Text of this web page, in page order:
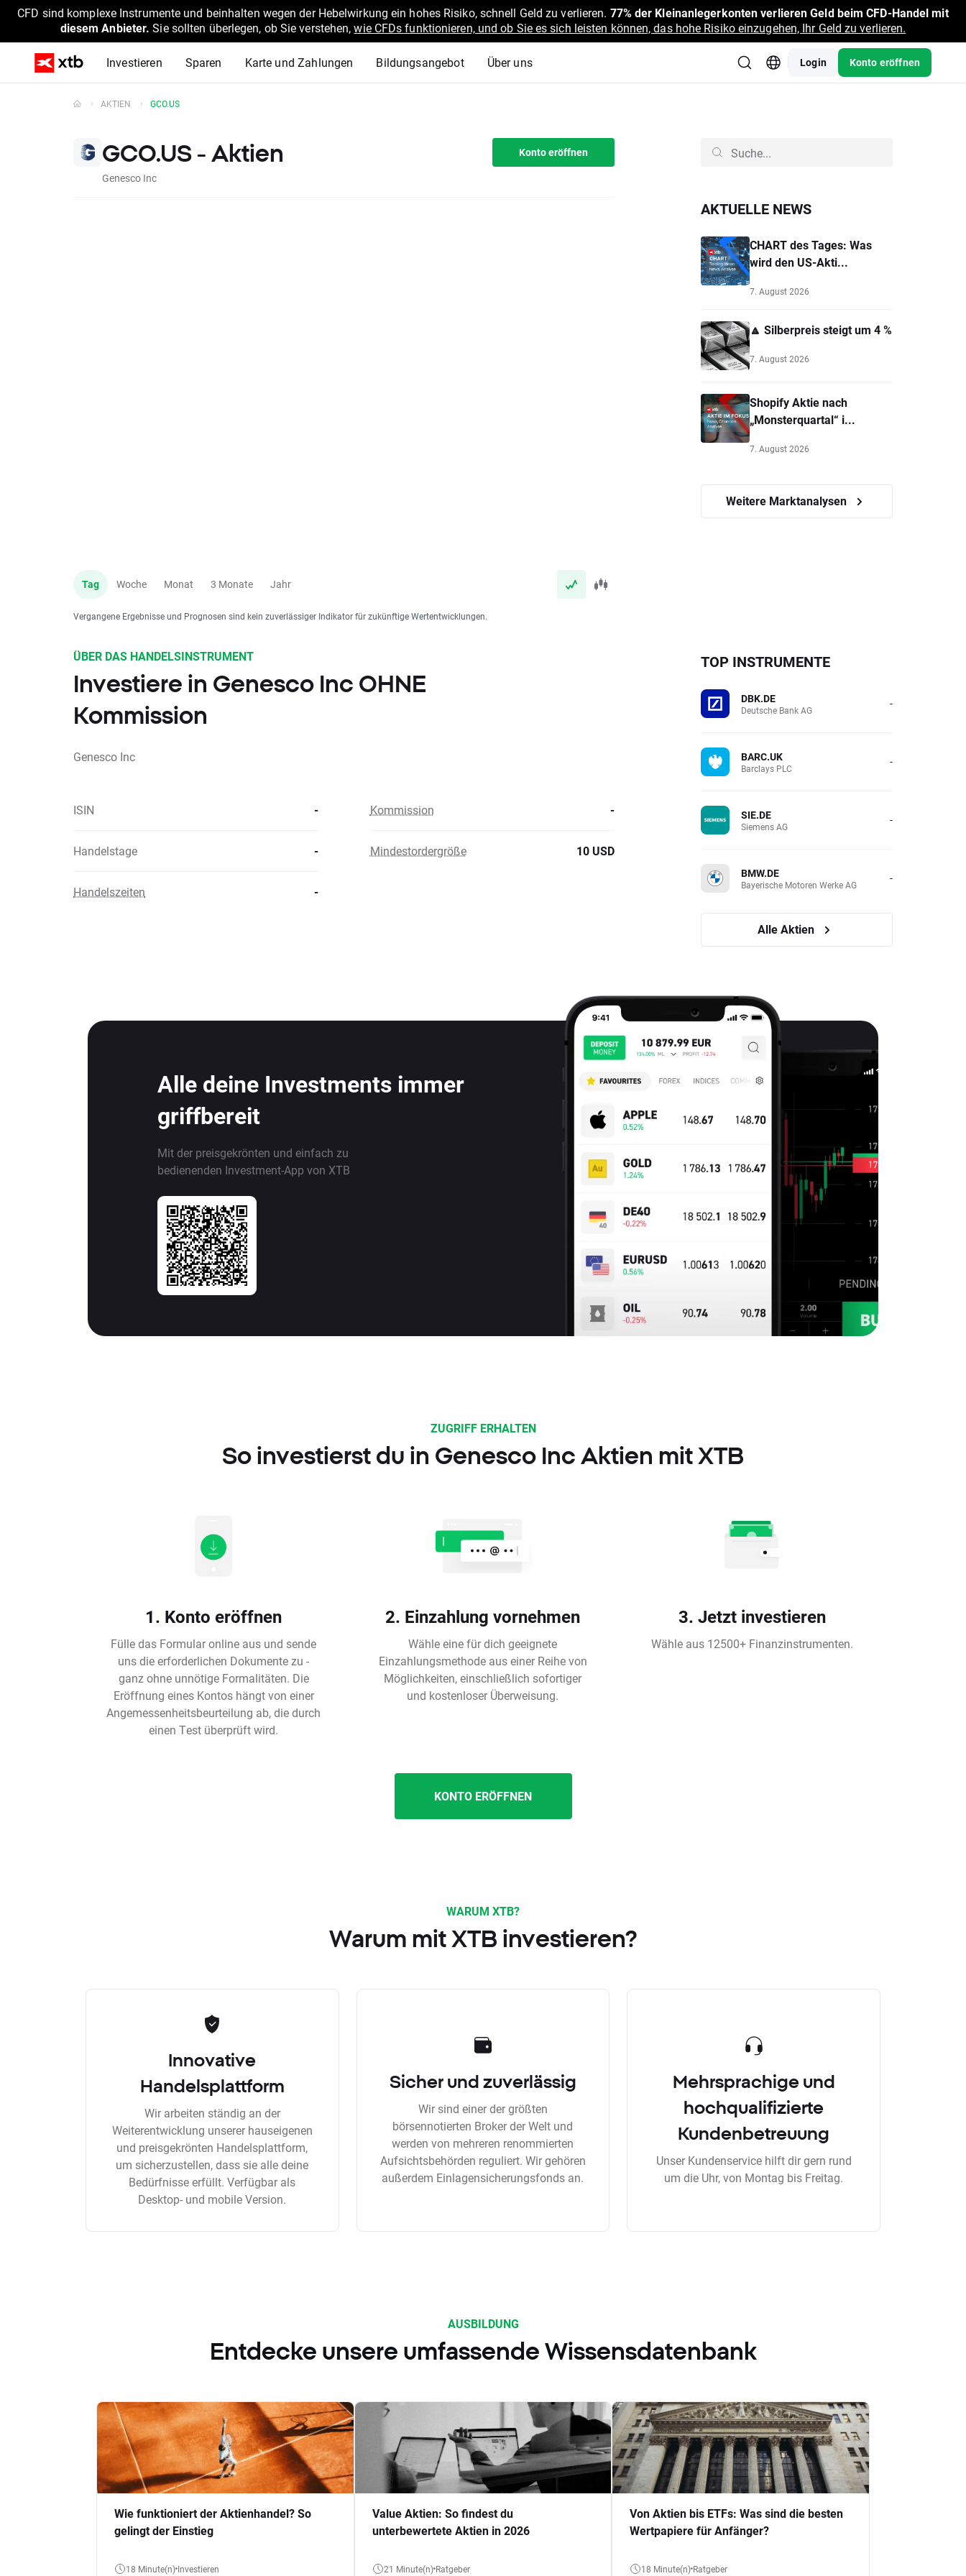
CFD sind komplexe Instrumente und beinhalten wegen der Hebelwirkung ein hohes Risiko, schnell Geld zu verlieren. 77% der Kleinanlegerkonten verlieren Geld beim CFD-Handel mit
diesem Anbieter. Sie sollten überlegen, ob Sie verstehen,wie CFDs funktionieren, und ob Sie es sich leisten können, das hohe Risiko einzugehen, Ihr Geld zu verlieren.
Investieren Sparen Karte und Zahlungen Bildungsangebot Über uns Login Konto eröffnen
AKTIEN GCO.US
GCO.US - Aktien
Genesco Inc
Konto eröffnen
Tag Woche Monat 3 Monate Jahr
Vergangene Ergebnisse und Prognosen sind kein zuverlässiger Indikator für zukünftige Wertentwicklungen.
AKTUELLE NEWS
CHART des Tages: Was
wird den US-Akti...
7. August 2026
🔼 Silberpreis steigt um 4 %
7. August 2026
Shopify Aktie nach
„Monsterquartal“ i...
7. August 2026
Weitere Marktanalysen
ÜBER DAS HANDELSINSTRUMENT
Investiere in Genesco Inc OHNE
Kommission
Genesco Inc
ISIN - Kommission -
Handelstage - Mindestordergröße 10 USD
Handelszeiten -
TOP INSTRUMENTE
DBK.DE
Deutsche Bank AG -
BARC.UK
Barclays PLC -
SIE.DE
Siemens AG -
BMW.DE
Bayerische Motoren Werke AG -
Alle Aktien
Alle deine Investments immer
griffbereit
Mit der preisgekrönten und einfach zu
bedienenden Investment-App von XTB
ZUGRIFF ERHALTEN
So investierst du in Genesco Inc Aktien mit XTB
1. Konto eröffnen
Fülle das Formular online aus und sende
uns die erforderlichen Dokumente zu -
ganz ohne unnötige Formalitäten. Die
Eröffnung eines Kontos hängt von einer
Angemessenheitsbeurteilung ab, die durch
einen Test überprüft wird.
2. Einzahlung vornehmen
Wähle eine für dich geeignete
Einzahlungsmethode aus einer Reihe von
Möglichkeiten, einschließlich sofortiger
und kostenloser Überweisung.
3. Jetzt investieren
Wähle aus 12500+ Finanzinstrumenten.
KONTO ERÖFFNEN
WARUM XTB?
Warum mit XTB investieren?
Innovative
Handelsplattform
Wir arbeiten ständig an der
Weiterentwicklung unserer hauseigenen
und preisgekrönten Handelsplattform,
um sicherzustellen, dass sie alle deine
Bedürfnisse erfüllt. Verfügbar als
Desktop- und mobile Version.
Sicher und zuverlässig
Wir sind einer der größten
börsennotierten Broker der Welt und
werden von mehreren renommierten
Aufsichtsbehörden reguliert. Wir gehören
außerdem Einlagensicherungsfonds an.
Mehrsprachige und
hochqualifizierte
Kundenbetreuung
Unser Kundenservice hilft dir gern rund
um die Uhr, von Montag bis Freitag.
AUSBILDUNG
Entdecke unsere umfassende Wissensdatenbank
Wie funktioniert der Aktienhandel? So
gelingt der Einstieg
18 Minute(n) Investieren
Value Aktien: So findest du
unterbewertete Aktien in 2026
21 Minute(n) Ratgeber
Von Aktien bis ETFs: Was sind die besten
Wertpapiere für Anfänger?
18 Minute(n) Ratgeber